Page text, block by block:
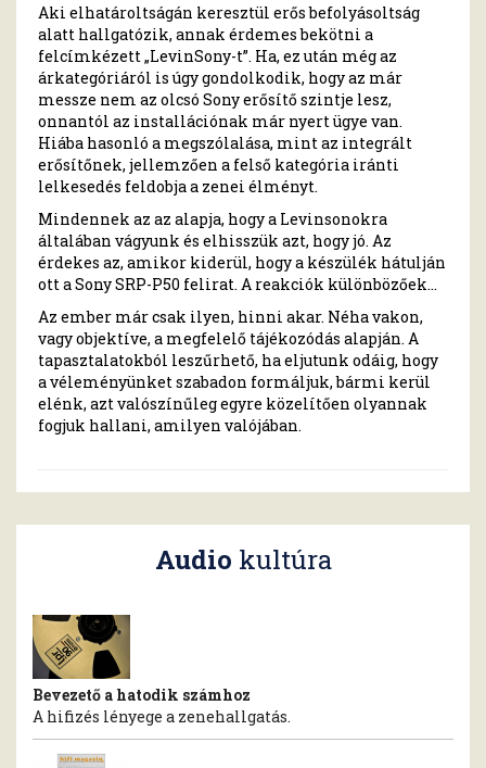
Aki elhatároltságán keresztül erős befolyásoltság
alatt hallgatózik, annak érdemes bekötni a
felcímkézett „LevinSony-t”. Ha, ez után még az
árkategóriáról is úgy gondolkodik, hogy az már
messze nem az olcsó Sony erősítő szintje lesz,
onnantól az installációnak már nyert ügye van.
Hiába hasonló a megszólalása, mint az integrált
erősítőnek, jellemzően a felső kategória iránti
lelkesedés feldobja a zenei élményt.
Mindennek az az alapja, hogy a Levinsonokra
általában vágyunk és elhisszük azt, hogy jó. Az
érdekes az, amikor kiderül, hogy a készülék hátulján
ott a Sony SRP-P50 felirat. A reakciók különbözőek…
Az ember már csak ilyen, hinni akar. Néha vakon,
vagy objektíve, a megfelelő tájékozódás alapján. A
tapasztalatokból leszűrhető, ha eljutunk odáig, hogy
a véleményünket szabadon formáljuk, bármi kerül
elénk, azt valószínűleg egyre közelítően olyannak
fogjuk hallani, amilyen valójában.
Audio kultúra
Bevezető a hatodik számhoz
A hifizés lényege a zenehallgatás.